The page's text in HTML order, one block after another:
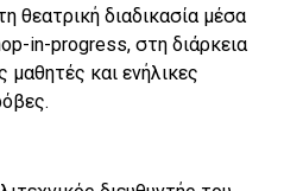
θεατρική διαδικασία μέσα
in-progress, στη διάρκεια
μαθητές και ενήλικες